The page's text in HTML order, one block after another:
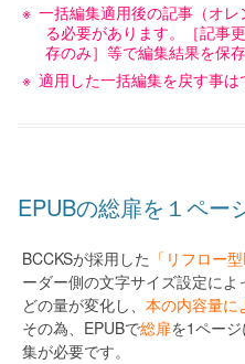
一括編集適用後の記事（オ
る必要があります。［記事
存のみ］等で編集結果を保
適用した一括編集を戻す事は
EPUBの総扉を１ペー
BCCKSが採用した 「リフロー型
ーダー側の文字サイズ設定に
どの量が変化し、本の内容量に
その為、EPUBで総扉を1ペー
集が必要です。